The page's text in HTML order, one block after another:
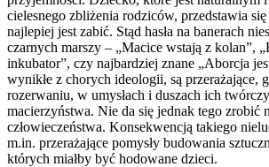
cielesnego zbliżenia rodziców, przedstawia
najlepiej jest zabić. Stąd hasła na banerach
czarnych marszy – „Macice wstają z kolan”,
inkubator”, czy najbardziej znane „Aborcja
wynikłe z chorych ideologii, są przerażające,
rozerwaniu, w umysłach i duszach ich
macierzyństwa. Nie da się jednak tego zrobić
człowieczeństwa. Konsekwencją takiego
m.in. przerażające pomysły budowania
których miałby być hodowane dzieci.